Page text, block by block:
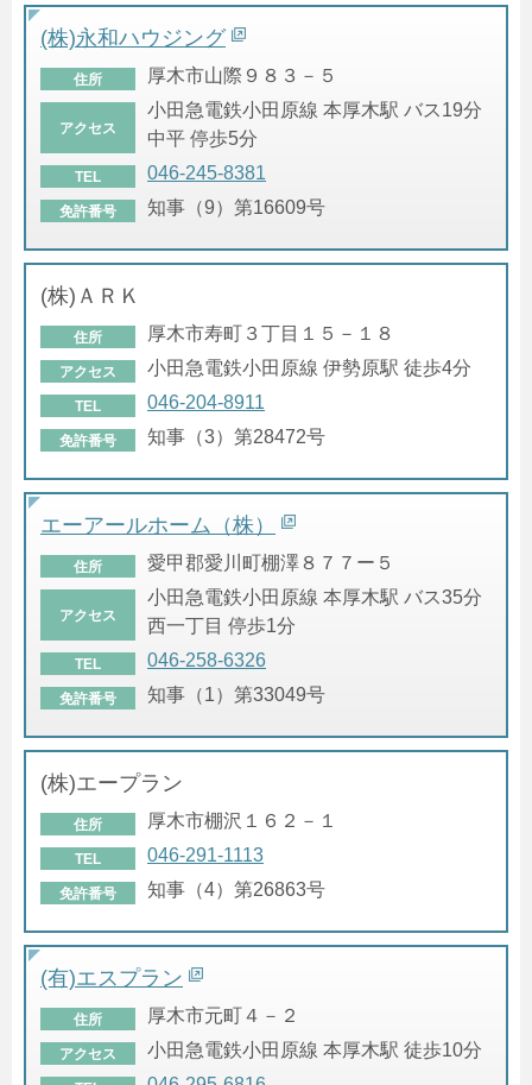
(株)永和ハウジング
住所 厚木市山際９８３－５
アクセス
小田急電鉄小田原線 本厚木駅 バス19分
中平 停歩5分
TEL 046-245-8381
免許番号 知事（9）第16609号
(株)ＡＲＫ
住所 厚木市寿町３丁目１５－１８
アクセス 小田急電鉄小田原線 伊勢原駅 徒歩4分
TEL 046-204-8911
免許番号 知事（3）第28472号
エーアールホーム（株）
住所 愛甲郡愛川町棚澤８７７ー５
アクセス
小田急電鉄小田原線 本厚木駅 バス35分
西一丁目 停歩1分
TEL 046-258-6326
免許番号 知事（1）第33049号
(株)エープラン
住所 厚木市棚沢１６２－１
TEL 046-291-1113
免許番号 知事（4）第26863号
(有)エスプラン
住所 厚木市元町４－２
アクセス 小田急電鉄小田原線 本厚木駅 徒歩10分